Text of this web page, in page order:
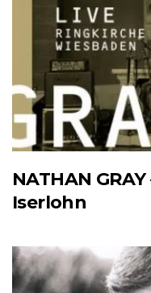
NATHAN
Iserlohn